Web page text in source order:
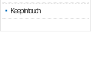
Keep in touch